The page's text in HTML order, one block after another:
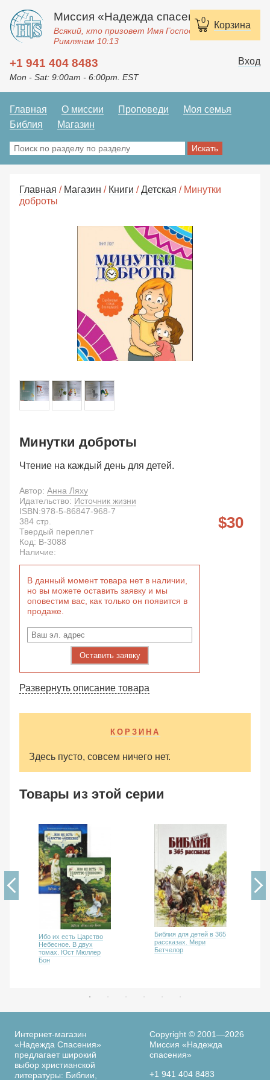
0 Корзина
Миссия «Надежда спасения»
Всякий, кто призовет Имя Господне, спасется.
Римлянам 10:13
+1 941 404 8483
Mon - Sat: 9:00am - 6:00pm. EST
Вход
Главная О миссии Проповеди
Моя семья
Библия
Магазин
Главная / Магазин / Книги /Детская / Минутки
доброты
Минутки доброты
Чтение на каждый день для детей.
Автор: Анна Ляху
Идательство: Источник жизни
30
ISBN:978-5-86847-968-7
384 стр.
Твердый переплет
Код: B-3088
Наличие:
В данный момент товара нет в наличии,
но вы можете оставить заявку и мы
оповестим вас, как только он появится в
продаже.
Оставить заявку
Развернуть описание товара
КОРЗИНА
Здесь пусто, совсем ничего нет.
Товары из этой серии
Ибо их есть Царство
Небесное. В двух
томах. Юст Мюллер
Бон
Библия для детей в 365
рассказах. Мери
Бетчелор
Интернет-магазин
«Надежда Спасения»
предлагает широкий
выбор христианской
литературы: Библии,
Copyright © 2001—2026
Миссия «Надежда
спасения»
+1 941 404 8483